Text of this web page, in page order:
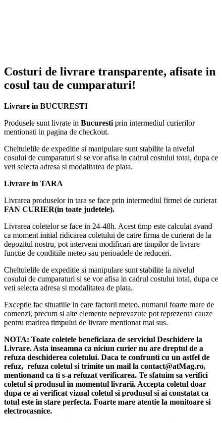
Spuneti adio
a incomoditatii
PERFORMANCE® atat de
populare si eficiente?
Calapoadele AT PERFORMANCE® au un
design special conceput sa reziste in timp la
uzura, usor de curatat si nu numai.
Datorita manerului metalic in forma de U, va
puteti agata sanurile, reducand astfel utilizarea
de spatiu in casa.
Avantaje :
1. Maner metalic in forma de U – Economisire
spatiu
2. Suprafata neteda – Nu zgarie si nu
deterioreaza incaltamintea
timp
4. Usor de curatat – Stergeti sau spalati cu apa
Special
incaltaminte!
Calapoadele AT
similara piciorului,
Costuri de livrare transparente, afisate in
cosul tau de cumparaturi!
Livrare in BUCURESTI
Produsele sunt livrate in Bucuresti prin intermediul curierilor
mentionati in pagina de checkout.
Cheltuielile de expeditie si manipulare sunt stabilite la nivelul
cosului de cumparaturi si se vor afisa in cadrul costului total, dupa ce
veti selecta adresa si modalitatea de plata.
Livrare in TARA
Livrarea produselor in tara se face prin intermediul firmei de curierat
FAN CURIER(in toate judetele).
Livrarea coletelor se face in 24-48h. Acest timp este calculat avand
ca moment initial ridicarea coletului de catre firma de curierat de la
depozitul nostru, pot interveni modificari are timpilor de livrare
functie de conditiile meteo sau perioadele de reduceri.
Cheltuielile de expeditie si manipulare sunt stabilite la nivelul
cosului de cumparaturi si se vor afisa in cadrul costului total, dupa ce
veti selecta adresa si modalitatea de plata.
Exceptie fac situatiile in care factorii meteo, numarul foarte mare de
comenzi, precum si alte elemente neprevazute pot reprezenta cauze
pentru marirea timpului de livrare mentionat mai sus.
NOTA: Toate coletele beneficiaza de serviciul Deschidere la
Livrare. Asta inseamna ca niciun curier nu are dreptul de a
refuza deschiderea coletului. Daca te confrunti cu un astfel de
refuz, refuza coletul si trimite un mail la contact@atMag.ro,
mentionand ca ti s-a refuzat verificarea. Te sfatuim sa verifici
coletul si produsul in momentul livrarii. Accepta coletul doar
dupa ce ai verificat vizual coletul si produsul si ai constatat ca
totul este in stare perfecta. Foarte mare atentie la monitoare si
electrocasnice.